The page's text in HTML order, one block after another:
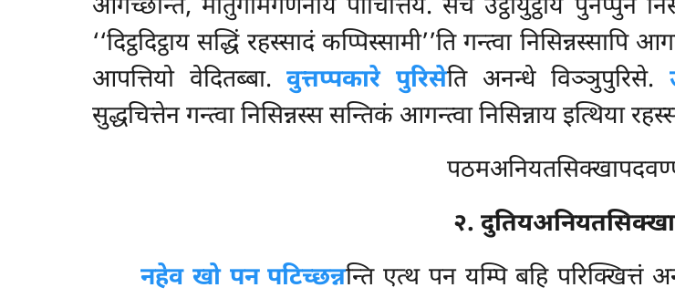
आगच्छन्ति, मातुगामगणनाय पाचित्तियं. सचे उट्ठायुट्ठाय पुनप्पुनं
‘‘दिट्ठदिट्ठाय सद्धिं रहस्सादं कप्पिस्सामी’’ति गन्त्वा
आपत्तियो वेदितब्बा.वुत्तप्पकारे पुरिसेति अनन्धे विञ्ञुपुरिसे.
सुद्धचित्तेन गन्त्वा निसिन्नस्स सन्तिकं आगन्त्वा निसिन्नाय इत्थिया
२.
नहेव खो पन पटिच्छन्नन्ति एत्थ पन यम्पि बहि परिक्खित्तं